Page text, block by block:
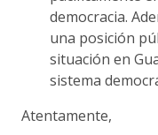
democracia.
una posición
situación en
sistema
Atentamente,